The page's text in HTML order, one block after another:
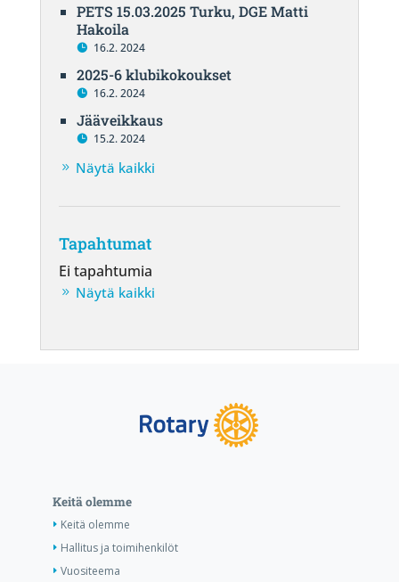
PETS 15.03.2025 Turku, DGE Matti
Hakoila
16.2. 2024
2025-6 klubikokoukset
16.2. 2024
Jääveikkaus
15.2. 2024
Näytä kaikki
Tapahtumat
Ei tapahtumia
Näytä kaikki
Keitä olemme
Keitä olemme
Hallitus ja toimihenkilöt
Vuositeema